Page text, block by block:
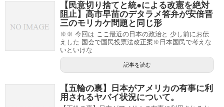
【民意切り捨てと統●による改憲を絶対
阻止】高市早苗のデタラメ答弁が安倍晋
三のモリカケ問題と同じ形
※※ 今回は ここ最近の日本の政治と 少し前にお伝
えした 国会で国民投票法改正案※日本国民で考えな
いといけな...
記事を読む
【五輪の裏】日本がアメリカの有事に利
用されるヤバイ状況について。